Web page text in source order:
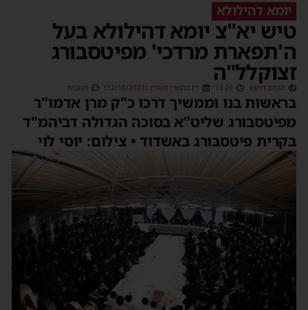
יומא דהילולא
טיש יא"צ יומא דהילולא בעל
ה'תפארת מרדכי' מפיטסבורג
זצוקלל"ה
מנחם דויטש 13:26 י״ז בתשרי תשפ״ג (12/10/2022) תגובות
בראשות בנו וממשיך דרכו כ"ק מרן אדמו"ר
מפיטסבורג שליט"א בסוכה הגדולה דביהמ"ד
בקרית פיטסבורג באשדוד • צילום: יוסי לוי